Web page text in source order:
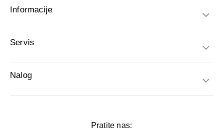
Informacije
Servis
Nalog
Pratite nas: